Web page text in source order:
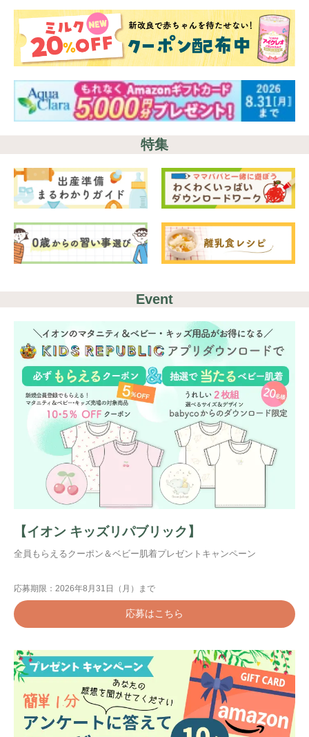
特集
Event
【イオン キッズリパブリック】
全員もらえるクーポン＆ベビー肌着プレゼントキャンペーン
応募期限：2026年8月31日（月）まで
応募はこちら